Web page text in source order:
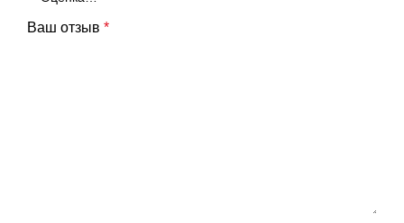
Ваш отзыв *